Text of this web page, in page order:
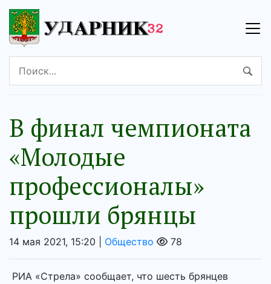
В финал чемпионата
«Молодые
профессионалы»
прошли брянцы
14 мая 2021, 15:20 | Общество 78
РИА «Стрела» сообщает, что шесть брянцев